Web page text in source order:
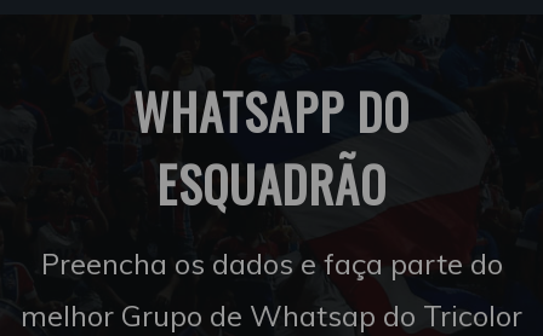
WHATSAPP DO
ESQUADRÃO
Preencha os dados e faça parte do
melhor Grupo de Whatsap do Tricolor